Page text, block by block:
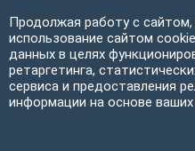
Продолжая работу с
использование сайтом
данных в целях
ретаргетинга,
сервиса и предоставления
информации на основе